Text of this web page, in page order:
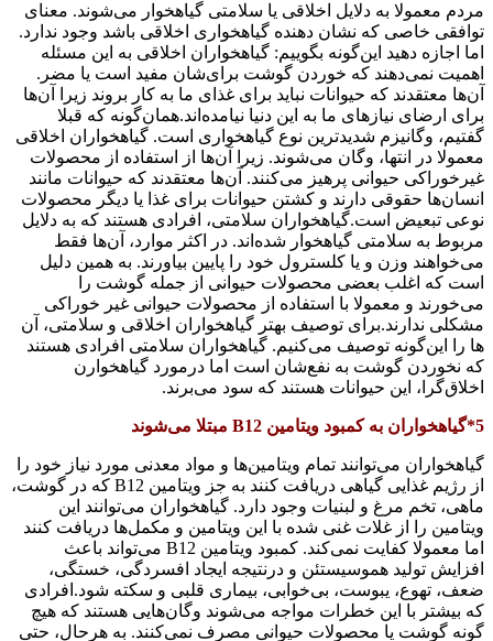
مردم معمولا به دلایل اخلاقی یا سلامتی گیاهخوار می‌شوند. معنای
توافقی خاصی که نشان دهنده گیاهخواری اخلاقی باشد وجود ندارد.
اما اجازه دهید این‌گونه بگوییم: گیاهخواران اخلاقی به این مسئله
اهمیت نمی‌دهند که خوردن گوشت برای‌شان مفید است یا مضر.
آن‌ها معتقدند که حیوانات نباید برای غذای ما به کار بروند زیرا آن‌ها
برای ارضای نیازهای ما به این دنیا نیامده‌اند.همان‌گونه که قبلا
گفتیم، وگانیزم شدیدترین نوع گیاهخواری است. گیاهخواران اخلاقی
معمولا در انتها، وگان می‌شوند. زیرا آن‌ها از استفاده از محصولات
غیرخوراکی حیوانی پرهیز می‌کنند. آن‌ها معتقدند که حیوانات مانند
انسان‌ها حقوقی دارند و کشتن حیوانات برای غذا یا دیگر محصولات
نوعی تبعیض است.گیاهخواران سلامتی، افرادی هستند که به دلایل
مربوط به سلامتی گیاهخوار شده‌اند. در اکثر موارد، آن‌ها فقط
می‌خواهند وزن و یا کلسترول خود را پایین بیاورند. به همین دلیل
است که اغلب بعضی محصولات حیوانی از جمله گوشت را
می‌خورند و معمولا با استفاده از محصولات حیوانی غیر خوراکی
مشکلی ندارند.برای توصیف بهتر گیاهخواران اخلاقی و سلامتی، آن
ها را این‌گونه توصیف می‌کنیم. گیاهخواران سلامتی افرادی هستند
که نخوردن گوشت به نفع‌شان است اما درمورد گیاهخوارن
اخلاق‌گرا، این حیوانات هستند که سود می‌برند.
5*گیاهخواران به کمبود ویتامین B12 مبتلا می‌شوند
گیاهخواران می‌توانند تمام ویتامین‌ها و مواد معدنی مورد نیاز خود را
از رژیم غذایی گیاهی دریافت کنند به جز ویتامین B12 که در گوشت،
ماهی، تخم مرغ و لبنیات وجود دارد. گیاهخواران می‌توانند این
ویتامین را از غلات غنی شده با این ویتامین و مکمل‌ها دریافت کنند
اما معمولا کفایت نمی‌کند. کمبود ویتامین B12 می‌تواند باعث
افزایش تولید هموسیستئن و درنتیجه ایجاد افسردگی، خستگی،
ضعف، تهوع، یبوست، بی‌خوابی، بیماری قلبی و سکته شود.افرادی
که بیشتر با این خطرات مواجه می‌شوند وگان‌هایی هستند که هیچ
گونه گوشت یا محصولات حیوانی مصرف نمی‌کنند. به هرحال، حتی